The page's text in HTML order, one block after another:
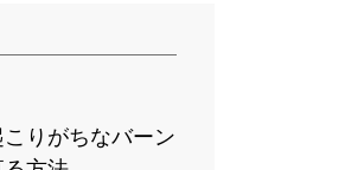
りがちなバーン